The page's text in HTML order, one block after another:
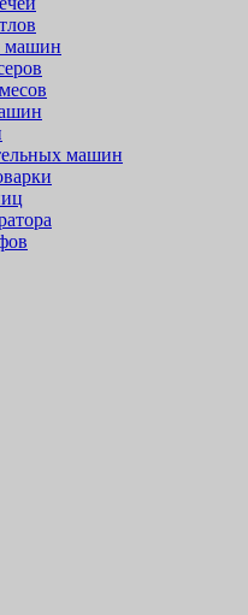
машин
машин